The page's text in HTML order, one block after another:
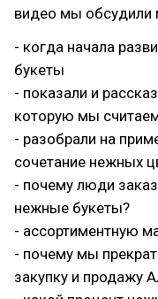
видео мы обсудили
- когда начала
букеты
- показали и
которую мы
- разобрали на
сочетание нежных
- почему люди
нежные букеты?
- ассортиментную
- почему мы
закупку и продажу